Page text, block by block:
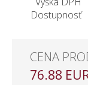
Dostupnosť
CENA
76.88